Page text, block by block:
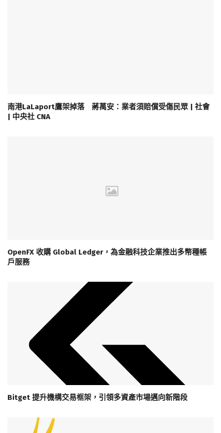
南港LaLaport鷹架掉落 蔣萬安：業者須賠償受傷民眾 | 社會
| 中央社 CNA
OpenFX 收購 Global Ledger，為金融科技企業推出多幣種帳
戶服務
Bitget 提升機構交易框架，引領多資產市場邁向新階段